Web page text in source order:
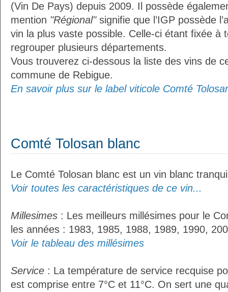
(Vin De Pays) depuis 2009. Il possède
mention "Régional"signifie que l’IGP possède
vin la plus vaste possible. Celle-ci étant fixée à
regrouper plusieurs départements.
Vous trouverez ci-dessous la liste des vins de
commune de Rebigue.
En savoir plus sur le label viticole Comté
Comté Tolosan blanc
Le Comté Tolosan blanc est un vin blanc
Voir toutes les caractéristiques de ce vin...
Millesimes : Les meilleurs millésimes pour le
les années : 1983, 1985, 1988, 1989, 1990,
Voir le tableau des millésimes
Service : La température de service recquise
est comprise entre 7°C et 11°C. On sert une